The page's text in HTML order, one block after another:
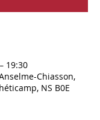
19:30
Chiasson,
NS B0E